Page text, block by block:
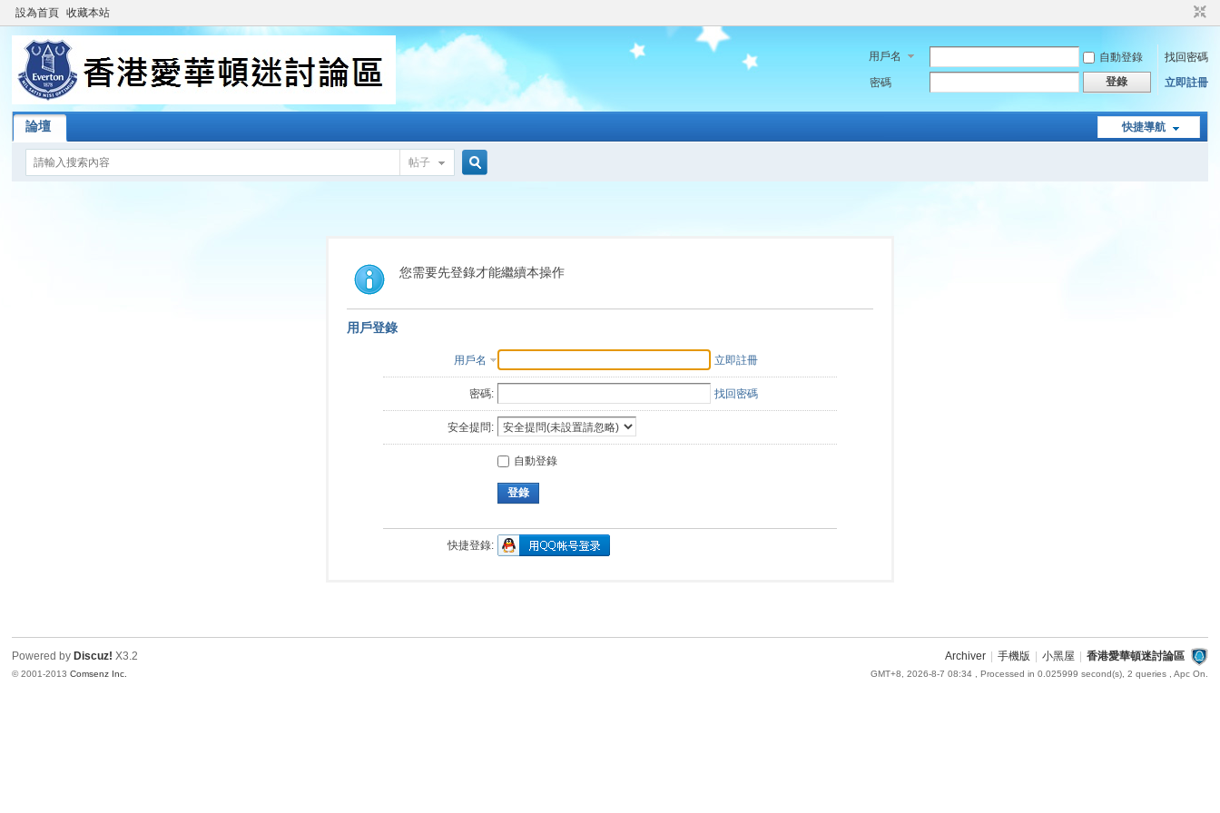
設為首頁 收藏本站
用戶名 自動登錄
找回密碼
密碼
登錄 立即註冊
快捷導航
論壇
帖子
索
您需要先登錄才能繼續本操作
用戶登錄
用戶名 立即註冊
密碼: 找回密碼
安全提問:
自動登錄
登錄
快捷登錄:
Archiver 手機版 小黑屋 香港愛華頓迷討論區
GMT+8, 2026-8-7 08:34, Processed in 0.025999 second(s), 2 queries , Apc On.
Powered by Discuz! X3.2
© 2001-2013Comsenz Inc.